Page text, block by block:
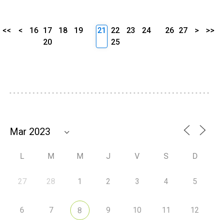
<< < 16 17 18
19
20
21 22 23
24
25
26 27 > >>
L M M J V S D
27 28 1 2 3 4 5
6 7 8 9 10 11 12